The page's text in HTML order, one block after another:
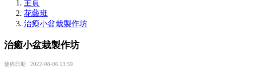
主頁
花藝班
治癒小盆栽製作坊
治癒小盆栽製作坊
發佈日期 : 2022-08-06 13:59